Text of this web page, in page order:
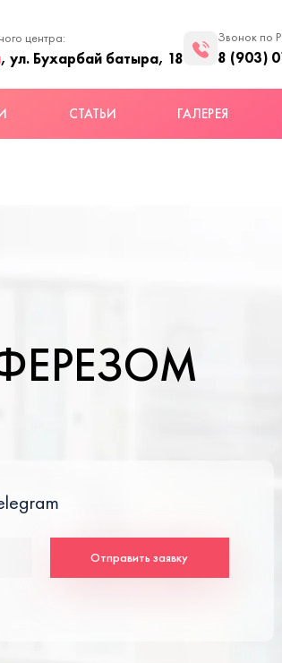
центра:
, ул. Бухарбай батыра, 18
Звонок по
8 (903)
СТАТЬИ ГАЛЕРЕЯ
Отправить заявку